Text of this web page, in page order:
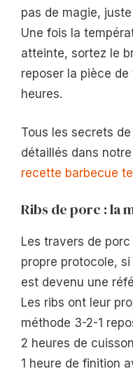
pas de magie,
Une fois la
atteinte, sortez le
reposer la pièce
heures.
Tous les secrets
détaillés dans
recette barbecue
Ribs de porc : la
Les travers de
propre protocole, si
est devenu une
Les ribs ont leur
méthode 3-2-1
2 heures de
1 heure de finition